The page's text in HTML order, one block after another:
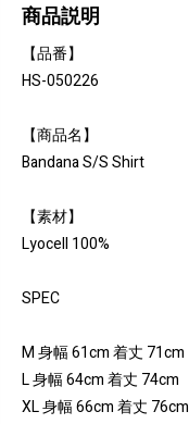
商品説明
【品番】
HS-050226
【商品名】
Bandana S/S Shirt
【素材】
Lyocell 100%
SPEC
M 身幅 61cm 着丈 71cm
L 身幅 64cm 着丈 74cm
XL 身幅 66cm 着丈 76cm